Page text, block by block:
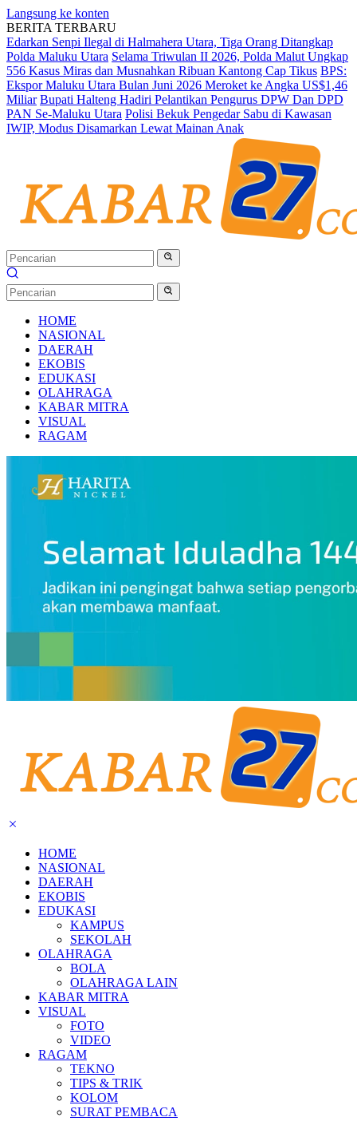
Langsung ke konten
BERITA TERBARU
Edarkan Senpi Ilegal di Halmahera Utara, Tiga Orang Ditangkap
Polda Maluku Utara Selama Triwulan II 2026, Polda Malut Ungkap
556 Kasus Miras dan Musnahkan Ribuan Kantong Cap Tikus BPS:
Ekspor Maluku Utara Bulan Juni 2026 Meroket ke Angka US$1,46
Miliar Bupati Halteng Hadiri Pelantikan Pengurus DPW Dan DPD
PAN Se-Maluku Utara Polisi Bekuk Pengedar Sabu di Kawasan
IWIP, Modus Disamarkan Lewat Mainan Anak
HOME
NASIONAL
DAERAH
EKOBIS
EDUKASI
OLAHRAGA
KABAR MITRA
VISUAL
RAGAM
HOME
NASIONAL
DAERAH
EKOBIS
EDUKASI
KAMPUS
SEKOLAH
OLAHRAGA
BOLA
OLAHRAGA LAIN
KABAR MITRA
VISUAL
FOTO
VIDEO
RAGAM
TEKNO
TIPS & TRIK
KOLOM
SURAT PEMBACA